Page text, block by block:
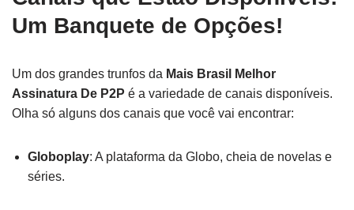
Um Banquete de Opções!
Um dos grandes trunfos da Mais Brasil Melhor
Assinatura De P2P é a variedade de canais disponíveis.
Olha só alguns dos canais que você vai encontrar:
Globoplay: A plataforma da Globo, cheia de novelas e
séries.